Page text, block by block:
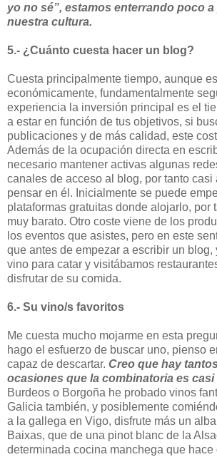
yo no sé”, estamos enterrando poco
nuestra cultura.
5.- ¿Cuánto cuesta hacer un blog?
Cuesta principalmente tiempo, aunque
económicamente, fundamentalmente
experiencia la inversión principal es el
a estar en función de tus objetivos, si
publicaciones y de más calidad, este
Además de la ocupación directa en
necesario mantener activas algunas
canales de acceso al blog, por tanto casi
pensar en él. Inicialmente se puede
plataformas gratuitas donde alojarlo, por
muy barato. Otro coste viene de los
los eventos que asistes, pero en este
que antes de empezar a escribir un blog,
vino para catar y visitábamos
disfrutar de su comida.
6.- Su vino/s favoritos
Me cuesta mucho mojarme en esta
hago el esfuerzo de buscar uno, pienso
capaz de descartar. Creo que hay
ocasiones que la combinatoria es casi
Burdeos o Borgoña he probado vinos
Galicia también, y posiblemente
a la gallega en Vigo, disfrute más un
Baixas, que de una pinot blanc de la
determinada cocina manchega que